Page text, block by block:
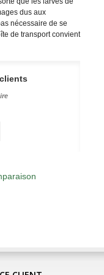
dus aux
nécessaire de se
de transport convient